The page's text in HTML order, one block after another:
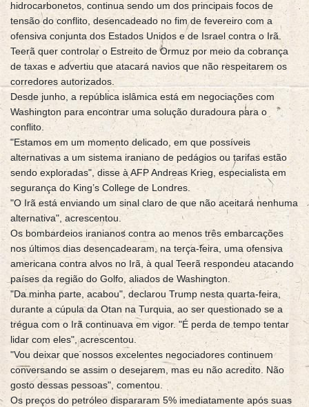
hidrocarbonetos, continua sendo um dos principais focos de
tensão do conflito, desencadeado no fim de fevereiro com a
ofensiva conjunta dos Estados Unidos e de Israel contra o Irã.
Teerã quer controlar o Estreito de Ormuz por meio da cobrança
de taxas e advertiu que atacará navios que não respeitarem os
corredores autorizados.
Desde junho, a república islâmica está em negociações com
Washington para encontrar uma solução duradoura para o
conflito.
"Estamos em um momento delicado, em que possíveis
alternativas a um sistema iraniano de pedágios ou tarifas estão
sendo exploradas", disse à AFP Andreas Krieg, especialista em
segurança do King’s College de Londres.
"O Irã está enviando um sinal claro de que não aceitará nenhuma
alternativa", acrescentou.
Os bombardeios iranianos contra ao menos três embarcações
nos últimos dias desencadearam, na terça-feira, uma ofensiva
americana contra alvos no Irã, à qual Teerã respondeu atacando
países da região do Golfo, aliados de Washington.
"Da minha parte, acabou", declarou Trump nesta quarta-feira,
durante a cúpula da Otan na Turquia, ao ser questionado se a
trégua com o Irã continuava em vigor. "É perda de tempo tentar
lidar com eles", acrescentou.
"Vou deixar que nossos excelentes negociadores continuem
conversando se assim o desejarem, mas eu não acredito. Não
gosto dessas pessoas", comentou.
Os preços do petróleo dispararam 5% imediatamente após suas